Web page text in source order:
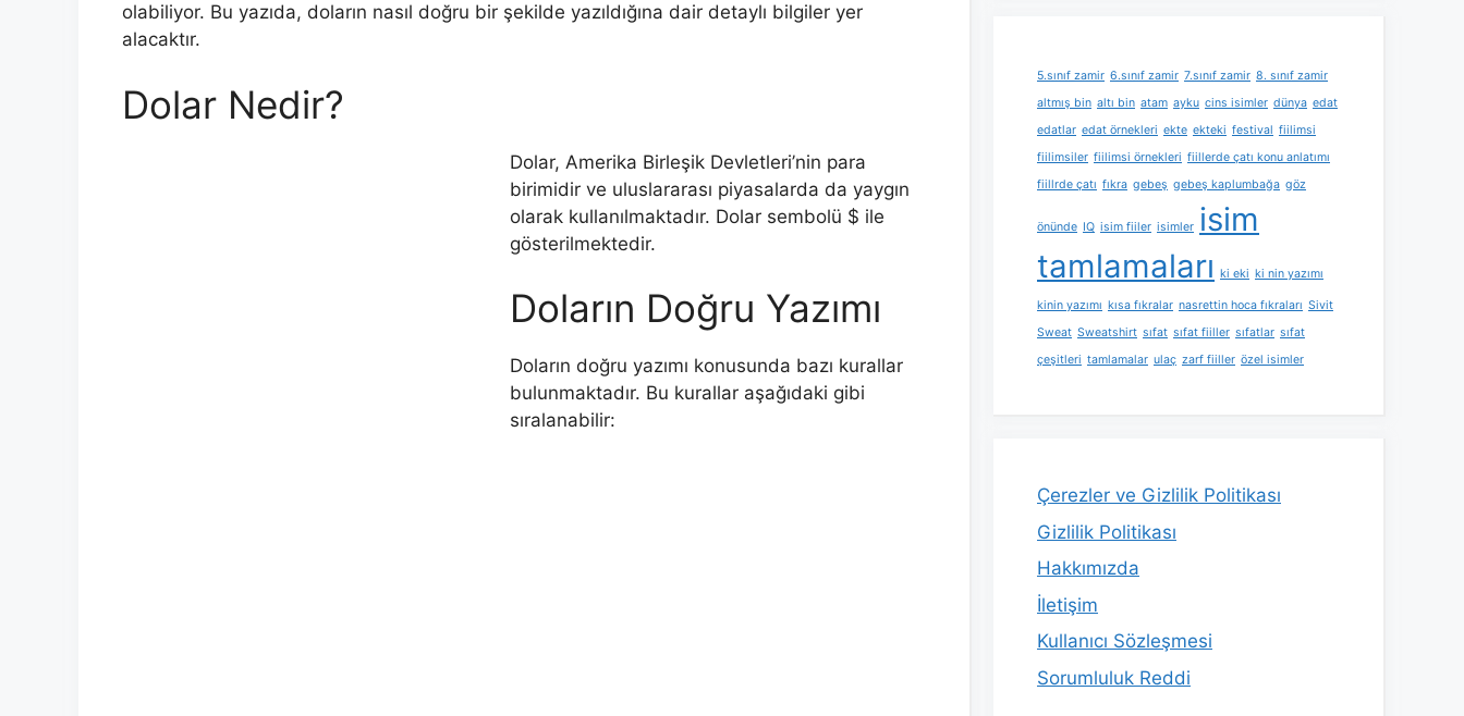
olabiliyor. Bu yazıda, doların nasıl doğru bir şekilde yazıldığına dair detaylı bilgiler yer
alacaktır.
Dolar Nedir?
Dolar, Amerika Birleşik Devletleri’nin para
birimidir ve uluslararası piyasalarda da yaygın
olarak kullanılmaktadır. Dolar sembolü $ ile
gösterilmektedir.
Doların Doğru Yazımı
Doların doğru yazımı konusunda bazı kurallar
bulunmaktadır. Bu kurallar aşağıdaki gibi
sıralanabilir:
5.sınıf zamir 6.sınıf zamir 7.sınıf zamir 8. sınıf zamir
altmış bin altı bin atam ayku cins isimler dünya edat
edatlar edat örnekleri ekte ekteki festival fiilimsi
fiilimsiler fiilimsi örnekleri fiillerde çatı konu anlatımı
fiillrde çatı fıkra gebeş gebeş kaplumbağa göz
önünde IQ isim fiiler isimler isim
tamlamaları ki eki ki nin yazımı
kinin yazımı kısa fıkralar nasrettin hoca fıkraları Sivit
Sweat Sweatshirt sıfat sıfat fiiller sıfatlar sıfat
çeşitleri tamlamalar ulaç zarf fiiller özel isimler
Çerezler ve Gizlilik Politikası
Gizlilik Politikası
Hakkımızda
İletişim
Kullanıcı Sözleşmesi
Sorumluluk Reddi